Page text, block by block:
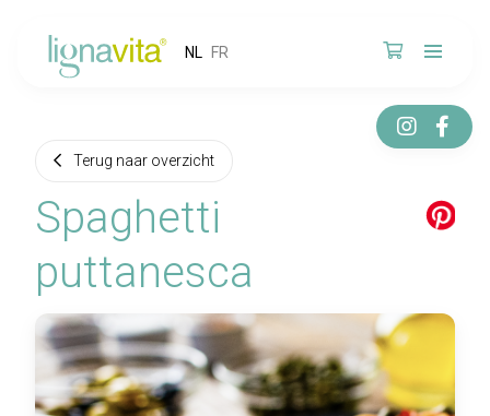
NL FR
Terug naar overzicht
Spaghetti
puttanesca